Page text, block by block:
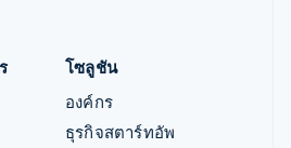
โซลูชัน
องค์กร
ธุรกิจสตาร์ทอัพ